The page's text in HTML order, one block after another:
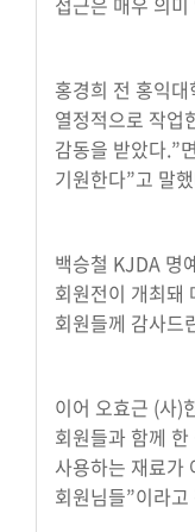
홍경희 전 홍익
열정적으로 작업
감동을 받았다.”
기원한다”고 말
백승철 KJDA 명
회원전이 개최돼
회원들께 감사드
이어 오효근 (사)
회원들과 함께
사용하는 재료가
회원님들”이라